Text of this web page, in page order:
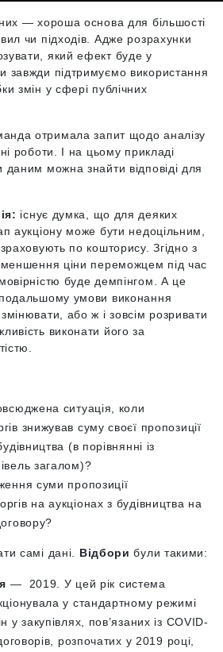
— хороша основа для більшості
чи підходів. Адже розрахунки
який ефект буде у
завжди підтримуємо використання
змін у сфері публічних
отримала запит щодо аналізу
роботи. І на цьому прикладі
можна знайти відповіді для
існує думка, що для деяких
аукціону може бути недоцільним,
по кошторису. Згідно з
ціни переможцем під час
буде демпінгом. А це
умови виконання
або ж і зовсім розривати
виконати його за
ситуація, коли
знижував суму своєї пропозиції
(в порівнянні із
загалом)?
суми пропозиції
на аукціонах з будівництва на
самі дані. Відборибули такими:
— 2019. У цей рік система
у стандартному режимі
у закупівлях, пов’язаних із COVID-
розпочатих у 2019 році,